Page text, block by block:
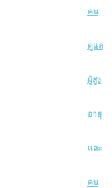
คน
ดูแล
ผู้สูง
อายุ
และ
คน